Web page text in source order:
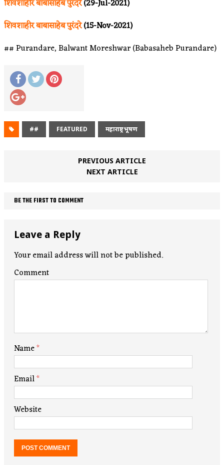
शिवशाहीर बाबासाहेब पुरंदरे(29-Jul-2021)
शिवशाहीर बाबासाहेब पुरंदरे(15-Nov-2021)
## Purandare, Balwant Moreshwar (Babasaheb Purandare)
## FEATURED महाराष्ट्रभूषण
PREVIOUS ARTICLE
NEXT ARTICLE
BE THE FIRST TO COMMENT
Leave a Reply
Your email address will not be published.
Comment
Name*
Email*
Website